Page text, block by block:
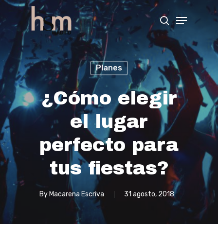
Hit enter to search or ESC to close
Planes
¿Cómo elegir
el lugar
perfecto para
tus fiestas?
By Macarena Escriva 31 agosto, 2018